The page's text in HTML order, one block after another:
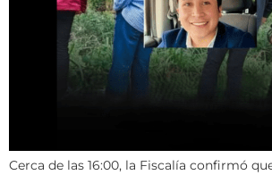
Cerca de las 16:00, la Fiscalía confirmó